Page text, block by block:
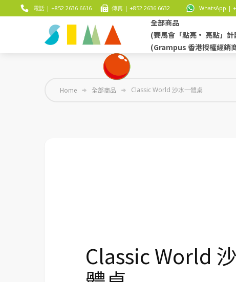
電話 | +852 2636 6616 傳真 | +852 2636 6632 WhatsApp |
全部商品
(賽馬會「點亮• 亮點」計
(Grampus 香港授權經銷
Home 全部商品 Classic World 沙水一體桌
Classic World